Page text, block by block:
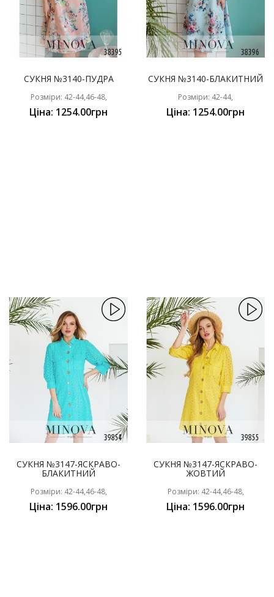
СУКНЯ №3140-ПУДРА
Розміри: 42-44,46-48,
Ціна: 1254.00грн
СУКНЯ №3140-БЛАКИТНИЙ
Розміри: 42-44,
Ціна: 1254.00грн
СУКНЯ №3147-ЯСКРАВО-
БЛАКИТНИЙ
Розміри: 42-44,46-48,
Ціна: 1596.00грн
СУКНЯ №3147-ЯСКРАВО-
ЖОВТИЙ
Розміри: 42-44,46-48,
Ціна: 1596.00грн